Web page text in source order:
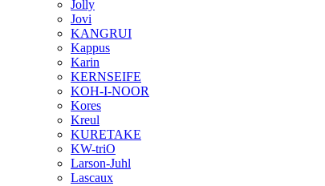
Jolly
Jovi
KANGRUI
Kappus
Karin
KERNSEIFE
KOH-I-NOOR
Kores
Kreul
KURETAKE
KW-triO
Larson-Juhl
Lascaux